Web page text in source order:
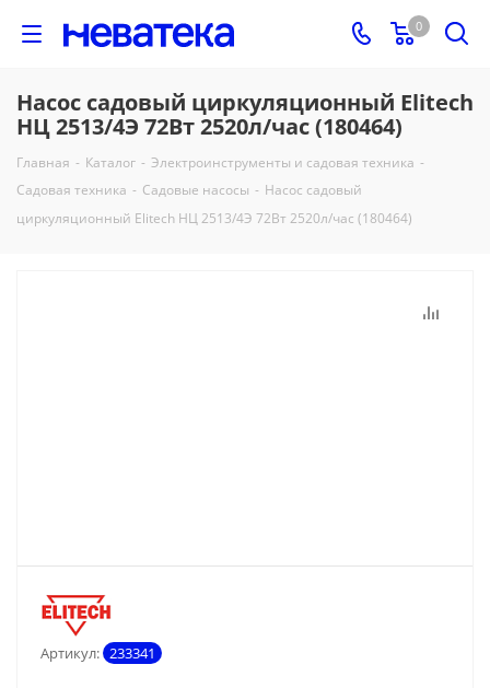
0
Насос садовый циркуляционный Elitech
НЦ 2513/4Э 72Вт 2520л/час (180464)
Главная - Каталог - Электроинструменты и садовая техника -
Садовая техника - Садовые насосы - Насос садовый
циркуляционный Elitech НЦ 2513/4Э 72Вт 2520л/час (180464)
Артикул: 233341